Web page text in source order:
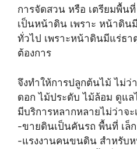
การจัดสวน หรือ เตรียมพื้
เป็นหน้าดิน เพราะ หน้าดิ
ทั่วไป เพราะหน้าดินมีแร่ธ
ต้องการ
จึงทำให้การปลูกต้นไม้ ไม่ว่
ดอก ไม้ประดับ ไม้ล้อม ดูแล
มีบริการหลากหลายไม่ว่าจะ
-ขายดินเป็นคันรถ พื้นที่ เล็
-แรงงานคนขนดิน สำหรับ